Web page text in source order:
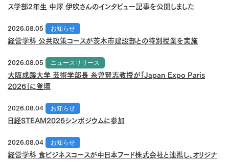
ス学部2年生 中澤 伊吹さんのインタビュー記事を公開しました
2026.08.05
お知らせ
経営学科 公共政策コースが茨木市建設部との特別授業を実施
2026.08.05
ニュースリリース
大阪成蹊大学 芸術学部長 糸曽賢志教授が「Japan Expo Paris
2026」に登壇
2026.08.04
お知らせ
日経STEAM2026シンポジウムに参加
2026.08.04
お知らせ
経営学科 食ビジネスコースが中日本フード株式会社と連携し、オリジナ